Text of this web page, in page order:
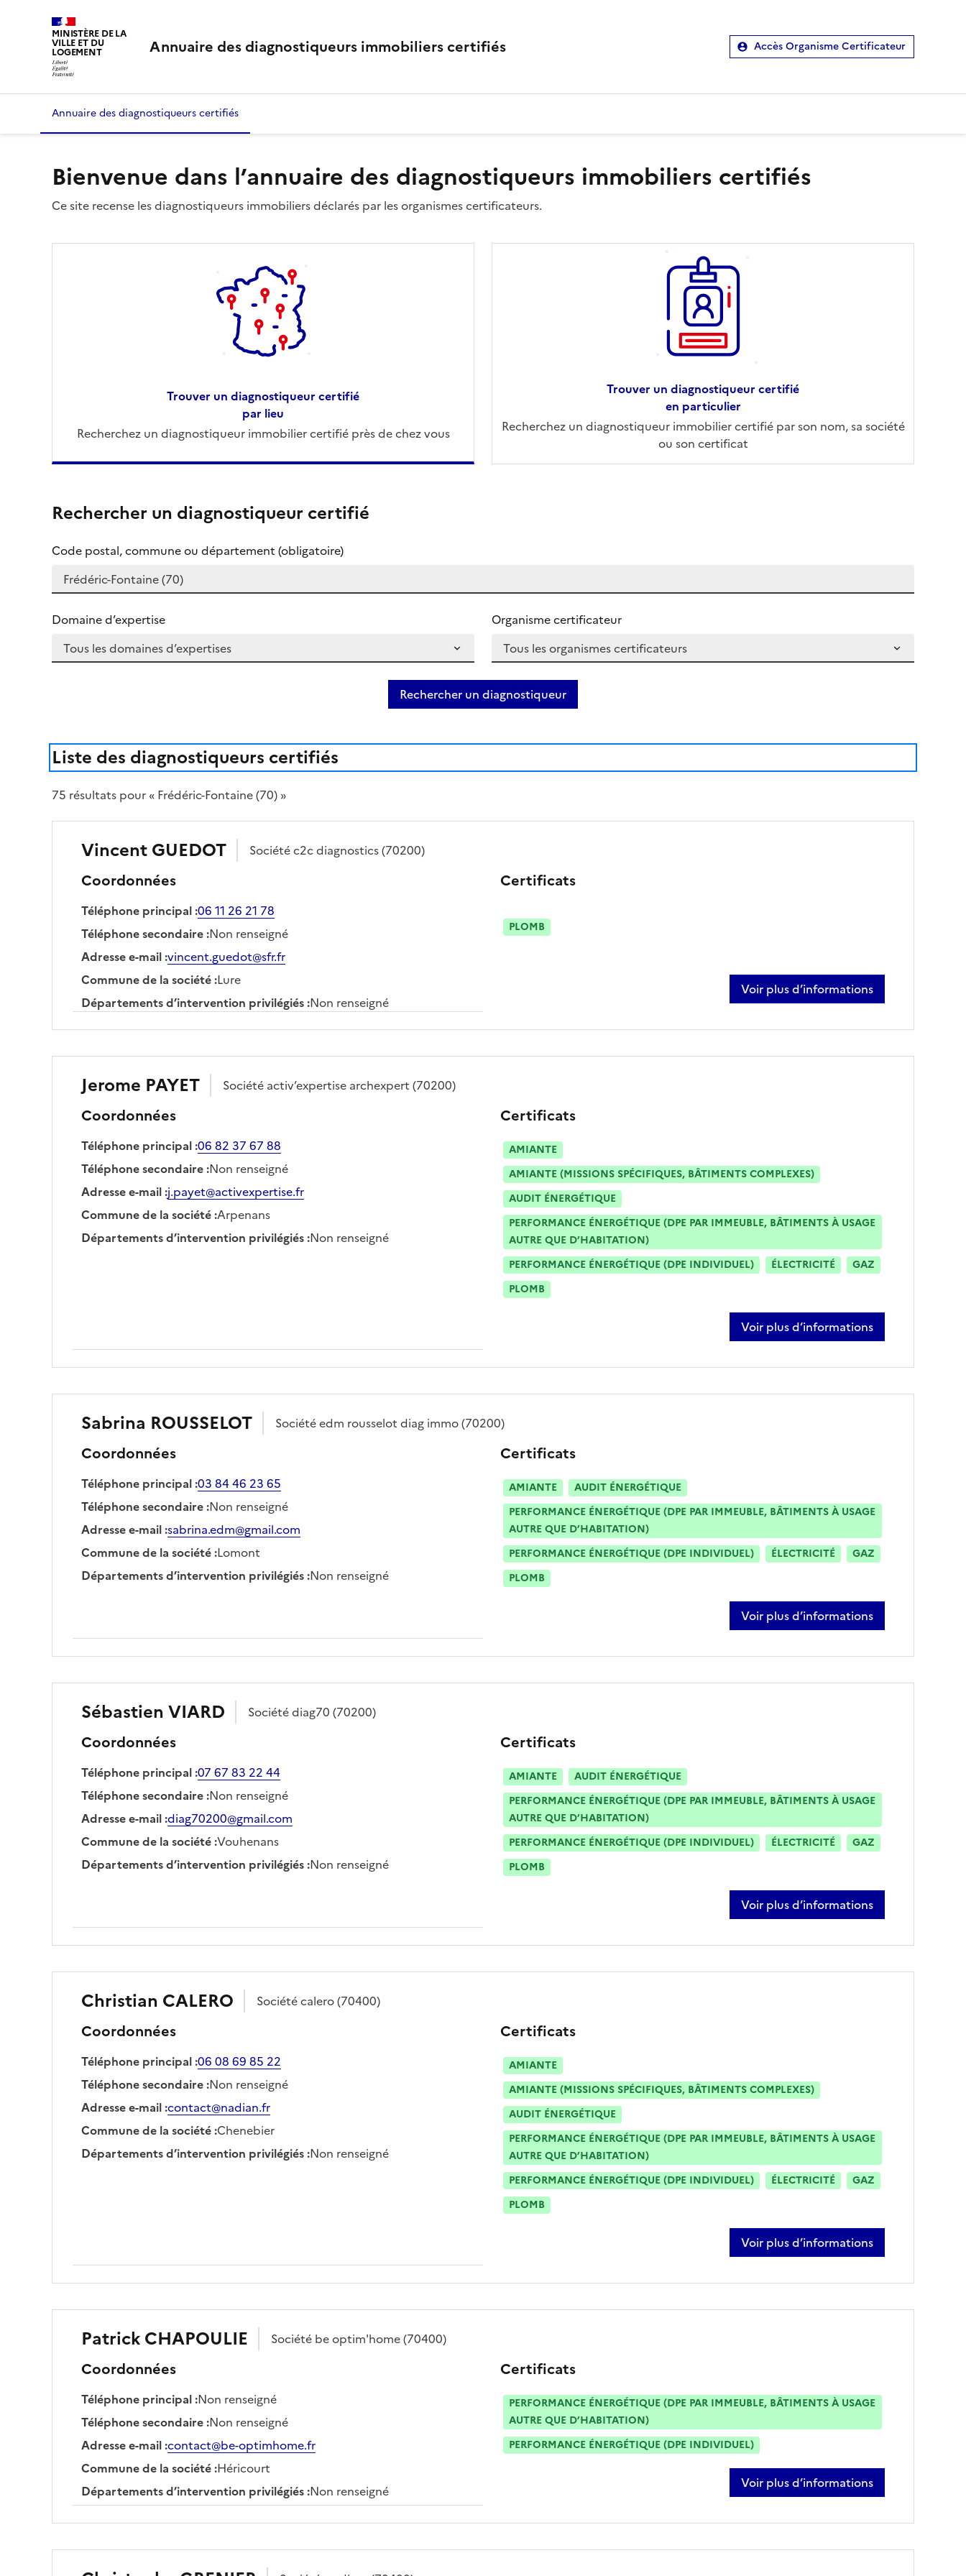
MINISTÈRE DE LA
VILLE ET DU
LOGEMENT Annuaire des diagnostiqueurs immobiliers certifiés Accès Organisme Certificateur
Annuaire des diagnostiqueurs certifiés
Bienvenue dans l’annuaire des diagnostiqueurs immobiliers certifiés
Ce site recense les diagnostiqueurs immobiliers déclarés par les organismes certificateurs.
Trouver un diagnostiqueur certifié
par lieu
Recherchez un diagnostiqueur immobilier certifié près de chez vous
Trouver un diagnostiqueur certifié
en particulier
Recherchez un diagnostiqueur immobilier certifié par son nom, sa société
ou son certificat
Rechercher un diagnostiqueur certifié
Code postal, commune ou département (obligatoire)
Domaine d’expertise Organisme certificateur
Rechercher un diagnostiqueur
Liste des diagnostiqueurs certifiés
75 résultats pour « Frédéric-Fontaine (70) »
VincentGUEDOT Sociétéc2c diagnostics(70200)
Coordonnées
Téléphone principal:06 11 26 21 78
Téléphone secondaire:Non renseigné
Adresse e-mail:vincent.guedot@sfr.fr
Commune de la société:Lure
Départements d’intervention privilégiés:Non renseigné
Certificats
PLOMB
Voir plus d’informations
sur vincent guedot
Jerome PAYET Société activ’expertise archexpert (70200)
Coordonnées
Téléphone principal:06 82 37 67 88
Téléphone secondaire:Non renseigné
Adresse e-mail:j.payet@activexpertise.fr
Commune de la société:Arpenans
Départements d’intervention privilégiés:Non renseigné
Certificats
AMIANTE
AMIANTE (MISSIONS SPÉCIFIQUES, BÂTIMENTS COMPLEXES)
AUDIT ÉNERGÉTIQUE
PERFORMANCE ÉNERGÉTIQUE (DPE PAR IMMEUBLE, BÂTIMENTS À USAGE
AUTRE QUE D’HABITATION)
PERFORMANCE ÉNERGÉTIQUE (DPE INDIVIDUEL)
ÉLECTRICITÉ
GAZ
PLOMB
Voir plus d’informations
sur jerome payet
Sabrina ROUSSELOT Sociétéedm rousselot diag immo(70200)
Coordonnées
Téléphone principal:03 84 46 23 65
Téléphone secondaire:Non renseigné
Adresse e-mail:sabrina.edm@gmail.com
Commune de la société:Lomont
Départements d’intervention privilégiés:Non renseigné
Certificats
AMIANTE
AUDIT ÉNERGÉTIQUE
PERFORMANCE ÉNERGÉTIQUE (DPE PAR IMMEUBLE, BÂTIMENTS À USAGE
AUTRE QUE D’HABITATION)
PERFORMANCE ÉNERGÉTIQUE (DPE INDIVIDUEL)
ÉLECTRICITÉ
GAZ
PLOMB
Voir plus d’informations
sur sabrina rousselot
SébastienVIARD Sociétédiag70 (70200)
Coordonnées
Téléphone principal:07 67 83 22 44
Téléphone secondaire:Non renseigné
Adresse e-mail:diag70200@gmail.com
Commune de la société:Vouhenans
Départements d’intervention privilégiés:Non renseigné
Certificats
AMIANTE
AUDIT ÉNERGÉTIQUE
PERFORMANCE ÉNERGÉTIQUE (DPE PAR IMMEUBLE, BÂTIMENTS À USAGE
AUTRE QUE D’HABITATION)
PERFORMANCE ÉNERGÉTIQUE (DPE INDIVIDUEL)
ÉLECTRICITÉ
GAZ
PLOMB
Voir plus d’informations
sur sébastien viard
Christian CALERO Sociétécalero(70400)
Coordonnées
Téléphone principal:06 08 69 85 22
Téléphone secondaire:Non renseigné
Adresse e-mail:contact@nadian.fr
Commune de la société:Chenebier
Départements d’intervention privilégiés:Non renseigné
Certificats
AMIANTE
AMIANTE (MISSIONS SPÉCIFIQUES, BÂTIMENTS COMPLEXES)
AUDIT ÉNERGÉTIQUE
PERFORMANCE ÉNERGÉTIQUE (DPE PAR IMMEUBLE, BÂTIMENTS À USAGE
AUTRE QUE D’HABITATION)
PERFORMANCE ÉNERGÉTIQUE (DPE INDIVIDUEL)
ÉLECTRICITÉ
GAZ
PLOMB
Voir plus d’informations
sur christian calero
PatrickCHAPOULIE Société be optim'home(70400)
Coordonnées
Téléphone principal:Non renseigné
Téléphone secondaire:Non renseigné
Adresse e-mail:contact@be-optimhome.fr
Commune de la société:Héricourt
Départements d’intervention privilégiés:Non renseigné
Certificats
PERFORMANCE ÉNERGÉTIQUE (DPE PAR IMMEUBLE, BÂTIMENTS À USAGE
AUTRE QUE D’HABITATION)
PERFORMANCE ÉNERGÉTIQUE (DPE INDIVIDUEL)
Voir plus d’informations
sur patrick chapoulie